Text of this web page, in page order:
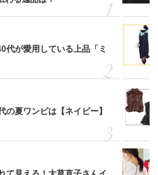
代が愛用している上品「ミ
夏ワンピは【ネイビー】